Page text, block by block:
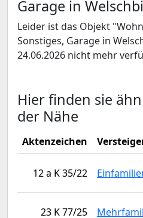
Garage in
Leider ist das Objekt
Sonstiges, Garage in
24.06.2026 nicht mehr
Hier finden sie
der Nähe
Aktenzeichen
12 a K 35/22
23 K 77/25